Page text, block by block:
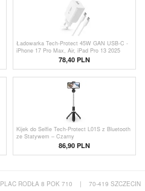
Ładowarka Tech-Protect 45W GAN USB-C -
iPhone 17 Pro Max, Air, iPad Pro 13 2025
78,40 PLN
Kijek do Selfie Tech-Protect L01S z Bluetooth
ze Statywem – Czarny
86,90 PLN
PLAC RODŁA 8 POK 710 |
70-419 SZCZECIN